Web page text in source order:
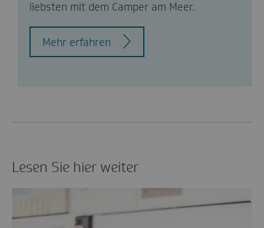
liebsten mit dem Camper am Meer.
Mehr erfahren
Lesen Sie hier weiter